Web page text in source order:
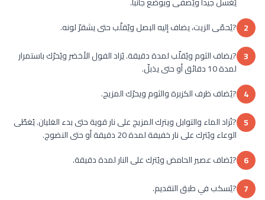
2 ?يُحمّى الزيت، يضاف إليه البصل ويّقلّب حتى يشقرّ لونه.
3 ?يضاف الثوم ويُقلّب لمدة دقيقة. يُزاد الفول الأخضر ويُحرّك باستمرار
لمدة 10 دقائق أو حتى يذبلّ.
4 ?يُضاف ظرف الكزبرة والثوم ويحرّك المزيج.
5 ?تُزاد الماء والتوابل ويترك المزيج على نار قوية حتى بدء الغليان. يُغطّى
الوعاء ويُترك على نار خفيفة لمدة 20 دقيقة أو حتى النضوج.
6 ?يُضاف عصير الحامض ويُترك على النار لمدة دقيقة.
7 ?يُسكب في طبق التقديم.